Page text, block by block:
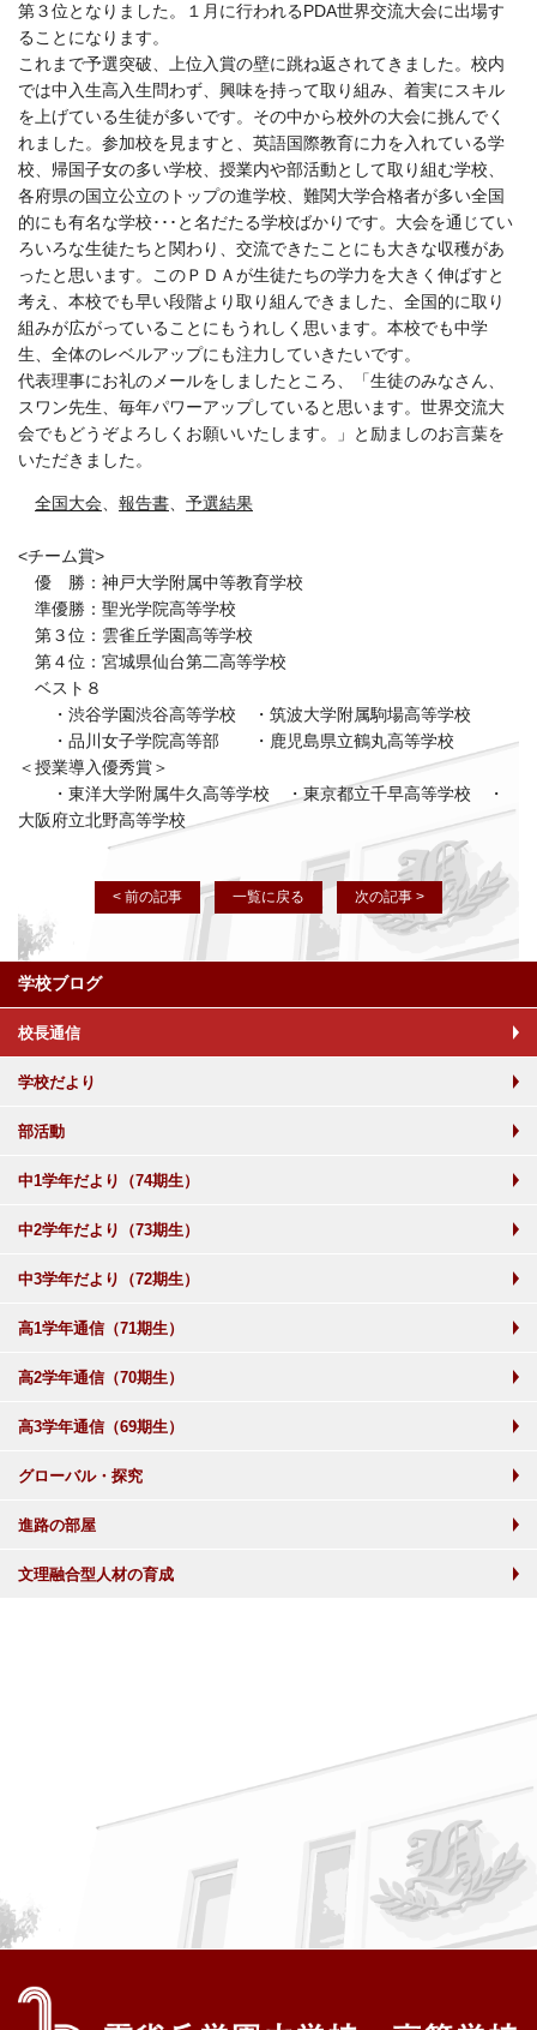
第３位となりました。１月に行われるPDA世界交流大会に出場す
ることになります。
これまで予選突破、上位入賞の壁に跳ね返されてきました。校内
では中入生高入生問わず、興味を持って取り組み、着実にスキル
を上げている生徒が多いです。その中から校外の大会に挑んでく
れました。参加校を見ますと、英語国際教育に力を入れている学
校、帰国子女の多い学校、授業内や部活動として取り組む学校、
各府県の国立公立のトップの進学校、難関大学合格者が多い全国
的にも有名な学校･･･と名だたる学校ばかりです。大会を通じてい
ろいろな生徒たちと関わり、交流できたことにも大きな収穫があ
ったと思います。このＰＤＡが生徒たちの学力を大きく伸ばすと
考え、本校でも早い段階より取り組んできました、全国的に取り
組みが広がっていることにもうれしく思います。本校でも中学
生、全体のレベルアップにも注力していきたいです。
代表理事にお礼のメールをしましたところ、「生徒のみなさん、
スワン先生、毎年パワーアップしていると思います。世界交流大
会でもどうぞよろしくお願いいたします。」と励ましのお言葉を
いただきました。
全国大会 報告書 予選結果
<チーム賞>
優 勝：神戸大学附属中等教育学校
準優勝：聖光学院高等学校
第３位：雲雀丘学園高等学校
第４位：宮城県仙台第二高等学校
ベスト８
・渋谷学園渋谷高等学校 ・筑波大学附属駒場高等学校
・品川女子学院高等部 ・鹿児島県立鶴丸高等学校
＜授業導入優秀賞＞
・東洋大学附属牛久高等学校 ・東京都立千早高等学校 ・
大阪府立北野高等学校
< 前の記事 一覧に戻る 次の記事 >
学校ブログ
校長通信
学校だより
部活動
中1学年だより（74期生）
中2学年だより（73期生）
中3学年だより（72期生）
高1学年通信（71期生）
高2学年通信（70期生）
高3学年通信（69期生）
グローバル・探究
進路の部屋
文理融合型人材の育成